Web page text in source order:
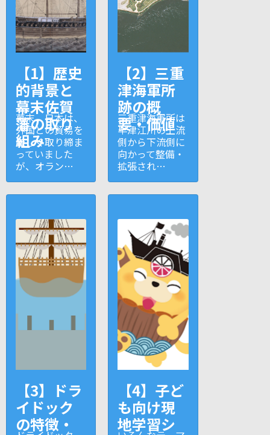
【1】歴史
的背景と
幕末佐賀
藩の取り
組み
幕末、日本は、
外国との貿易を
厳しく取り締ま
っていました
が、オラン…
【2】三重
津海軍所
跡の概
要・価値
三重津海軍所は
早津江川の上流
側から下流側に
向かって整備・
拡張され…
【3】ドラ
イドック
の特徴・
【4】子ど
も向け現
地学習シ